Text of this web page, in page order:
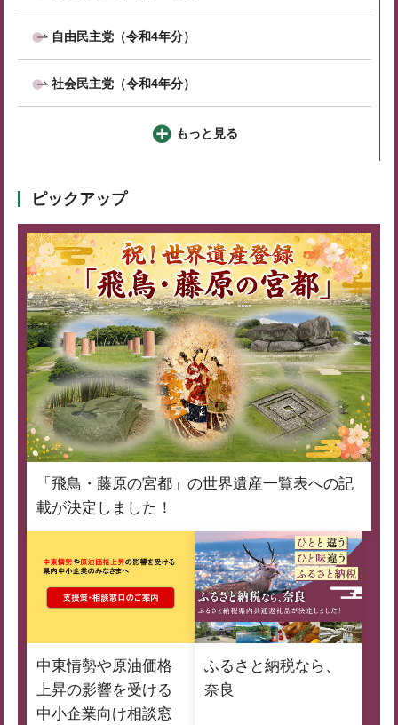
自由民主党（令和4年分）
社会民主党（令和4年分）
もっと見る
ピックアップ
「飛鳥・藤原の宮都」の世界遺産一覧表への記
載が決定しました！
中東情勢や原油価格
上昇の影響を受ける
中小企業向け相談窓
ふるさと納税なら、
奈良